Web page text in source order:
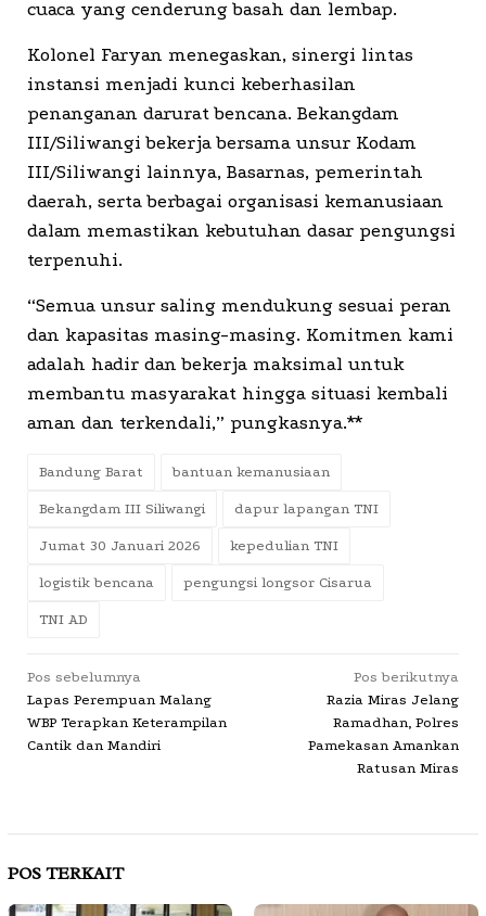
cuaca yang cenderung basah dan lembap.
Kolonel Faryan menegaskan, sinergi lintas
instansi menjadi kunci keberhasilan
penanganan darurat bencana. Bekangdam
III/Siliwangi bekerja bersama unsur Kodam
III/Siliwangi lainnya, Basarnas, pemerintah
daerah, serta berbagai organisasi kemanusiaan
dalam memastikan kebutuhan dasar pengungsi
terpenuhi.
“Semua unsur saling mendukung sesuai peran
dan kapasitas masing-masing. Komitmen kami
adalah hadir dan bekerja maksimal untuk
membantu masyarakat hingga situasi kembali
aman dan terkendali,” pungkasnya.**
Bandung Barat bantuan kemanusiaan
Bekangdam III Siliwangi dapur lapangan TNI
Jumat 30 Januari 2026 kepedulian TNI
logistik bencana pengungsi longsor Cisarua
TNI AD
Navigasi
pos
Pos sebelumnya
Lapas Perempuan Malang
WBP Terapkan Keterampilan
Cantik dan Mandiri
Pos berikutnya
Razia Miras Jelang
Ramadhan, Polres
Pamekasan Amankan
Ratusan Miras
POS TERKAIT